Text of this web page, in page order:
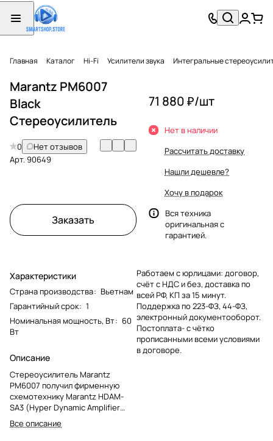
Главная Каталог Hi-Fi Усилители звука Интегральные
Marantz PM6007
Black
Стереоусилитель
0
Нет отзывов
Арт.90649
Заказать
Характеристики
Страна производства: Вьетнам
Гарантийный срок: 1
Номинальная мощность, Вт: 60
Вт
Описание
Стереоусилитель Marantz
PM6007 получил фирменную
схемотехнику Marantz HDAM-
SA3 (Hyper Dynamic Amplifier
Module на дискретных
элементах) с токовой обратной
Все описание
71 880 ₽/шт
Нет в наличии
Рассчитать доставку
Нашли дешевле?
Хочу в подарок
Вся техника
оригинальная с
гарантией.
Работаем с юрлицами: договор,
счёт с НДС и без, доставка по
всей РФ, КП за 15 минут.
Поддержка по 223-ФЗ, 44-ФЗ,
электронный документооборот.
Постоплата- с чётко
прописанными всеми условиями
в договоре.